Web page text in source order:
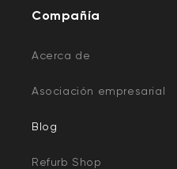
Compañía
Acerca de
Asociación empresarial
Blog
Refurb Shop